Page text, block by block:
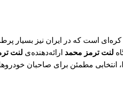
است که در ایران نیز بسیار
لنت ترمز محمد ارائه‌دهنده‌ی لنت
انتخابی مطمئن برای صاحبان